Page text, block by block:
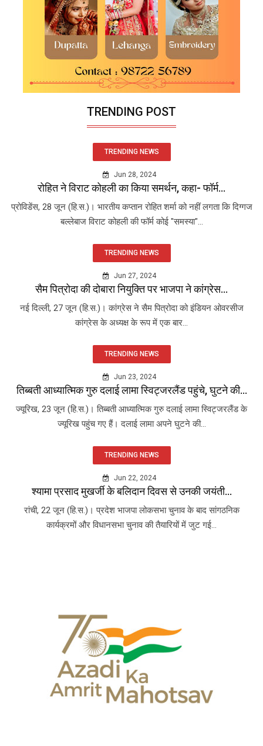
TRENDING POST
TRENDING NEWS
Jun 28, 2024
रोहित ने विराट कोहली का किया समर्थन, कहा- फॉर्म...
प्रोविडेंस, 28 जून (हि.स.)। भारतीय कप्तान रोहित शर्मा को नहीं लगता कि दिग्गज
बल्लेबाज विराट कोहली की फॉर्म कोई "समस्या"...
TRENDING NEWS
Jun 27, 2024
सैम पित्रोदा की दोबारा नियुक्ति पर भाजपा ने कांग्रेस...
नई दिल्ली, 27 जून (हि.स.)। कांग्रेस ने सैम पित्रोदा को इंडियन ओवरसीज
कांग्रेस के अध्यक्ष के रूप में एक बार...
TRENDING NEWS
Jun 23, 2024
तिब्बती आध्यात्मिक गुरु दलाई लामा स्विट्जरलैंड पहुंचे, घुटने की...
ज्यूरिख, 23 जून (हि.स.)। तिब्बती आध्यात्मिक गुरु दलाई लामा स्विट्जरलैंड के
ज्यूरिख पहुंच गए हैं। दलाई लामा अपने घुटने की...
TRENDING NEWS
Jun 22, 2024
श्यामा प्रसाद मुखर्जी के बलिदान दिवस से उनकी जयंती...
रांची, 22 जून (हि.स.)। प्रदेश भाजपा लोकसभा चुनाव के बाद सांगठनिक
कार्यक्रमों और विधानसभा चुनाव की तैयारियों में जुट गई...